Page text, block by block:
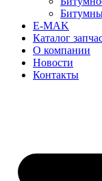
E-MAK
Каталог
О компании
Новости
Контакты